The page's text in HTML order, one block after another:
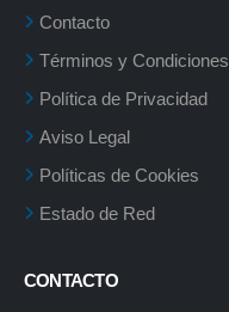
Contacto
Términos y Condiciones
Política de Privacidad
Aviso Legal
Políticas de Cookies
Estado de Red
CONTACTO